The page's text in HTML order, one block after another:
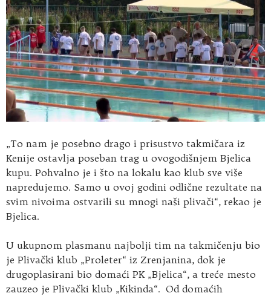
„To nam je posebno drago i prisustvo takmičara iz
Kenije ostavlja poseban trag u ovogodišnjem Bjelica
kupu. Pohvalno je i što na lokalu kao klub sve više
napredujemo. Samo u ovoj godini odlične rezultate na
svim nivoima ostvarili su mnogi naši plivači“, rekao je
Bjelica.
U ukupnom plasmanu najbolji tim na takmičenju bio
je Plivački klub „Proleter“ iz Zrenjanina, dok je
drugoplasirani bio domaći PK „Bjelica“, a treće mesto
zauzeo je Plivački klub „Кikinda“. Od domaćih